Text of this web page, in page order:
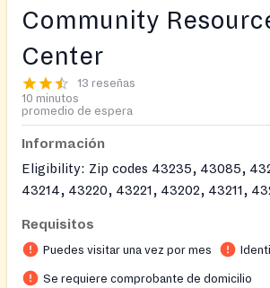
Community
Center
13 reseñas
10 minutos
promedio de espera
Información
Eligibility: Zip codes 43235, 43085,
43214, 43220, 43221, 43202, 43211,
and address. Clients can receive one
per month, or access produce
Requisitos
Puedes visitar una vez por mes
Se requiere comprobante de domicilio